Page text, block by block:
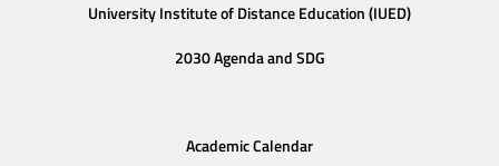
University Institute of Distance Education (IUED)
2030 Agenda and SDG
Academic Calendar